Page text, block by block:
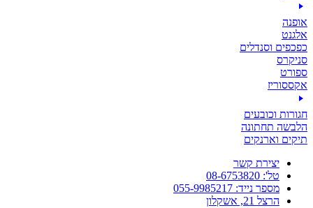
אופנה
אלגנט
כפכפים וסנדלים
סניקרס
ספורט
אקססוריז
חגורות וכובעים
הלבשה תחתונה
תיקים וארנקים
יצירת קשר
טל': 08-6753820
מספר נייד: 055-9985217
הרצל 21, אשקלון